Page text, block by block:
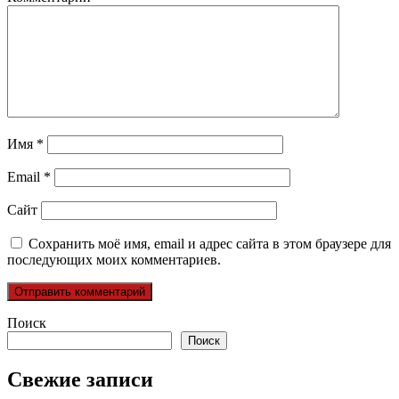
Имя *
Email *
Сайт
Сохранить моё имя, email и адрес сайта в этом браузере для
последующих моих комментариев.
Поиск
Поиск
Свежие записи